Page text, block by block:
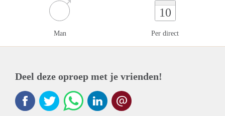
Man
10
Per direct
Deel deze oproep met je vrienden!